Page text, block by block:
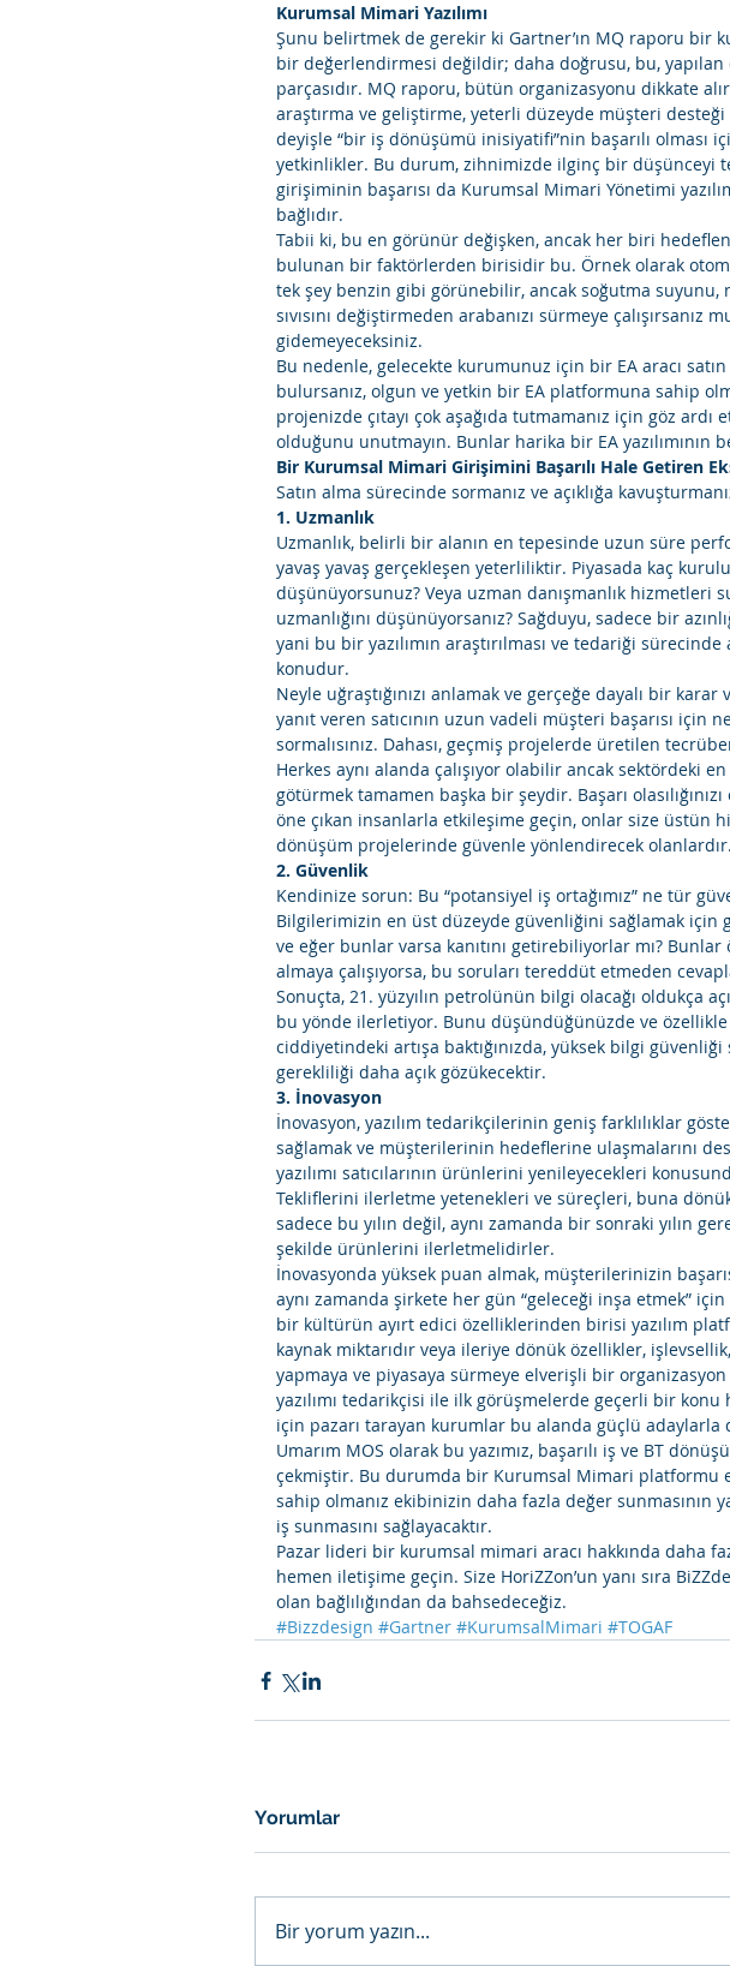
Kurumsal Mimari Yazılımı
Şunu belirtmek de gerekir ki Gartner’ın MQ raporu bir
bir değerlendirmesi değildir; daha doğrusu, bu,
parçasıdır. MQ raporu, bütün organizasyonu dikkate
araştırma ve geliştirme, yeterli düzeyde müşteri
deyişle “bir iş dönüşümü inisiyatifi”nin başarılı olması
yetkinlikler. Bu durum, zihnimizde ilginç bir düşünceyi
girişiminin başarısı da Kurumsal Mimari Yönetimi
bağlıdır.
Tabii ki, bu en görünür değişken, ancak her biri
bulunan bir faktörlerden birisidir bu. Örnek olarak
tek şey benzin gibi görünebilir, ancak soğutma suyunu,
sıvısını değiştirmeden arabanızı sürmeye çalışırsanız
gidemeyeceksiniz.
Bu nedenle, gelecekte kurumunuz için bir EA aracı
bulursanız, olgun ve yetkin bir EA platformuna sahip
projenizde çıtayı çok aşağıda tutmamanız için göz
olduğunu unutmayın. Bunlar harika bir EA yazılımının
Bir Kurumsal Mimari Girişimini Başarılı Hale Getiren
Satın alma sürecinde sormanız ve açıklığa
1. Uzmanlık
Uzmanlık, belirli bir alanın en tepesinde uzun süre
yavaş yavaş gerçekleşen yeterliliktir. Piyasada kaç
düşünüyorsunuz? Veya uzman danışmanlık hizmetleri
uzmanlığını düşünüyorsanız? Sağduyu, sadece bir
yani bu bir yazılımın araştırılması ve tedariği sürecinde
konudur.
Neyle uğraştığınızı anlamak ve gerçeğe dayalı bir karar
yanıt veren satıcının uzun vadeli müşteri başarısı için
sormalısınız. Dahası, geçmiş projelerde üretilen
Herkes aynı alanda çalışıyor olabilir ancak sektördeki
götürmek tamamen başka bir şeydir. Başarı
öne çıkan insanlarla etkileşime geçin, onlar size üstün
dönüşüm projelerinde güvenle yönlendirecek olanlardır.
2. Güvenlik
Kendinize sorun: Bu “potansiyel iş ortağımız” ne tür
Bilgilerimizin en üst düzeyde güvenliğini sağlamak için
ve eğer bunlar varsa kanıtını getirebiliyorlar mı?
almaya çalışıyorsa, bu soruları tereddüt etmeden
Sonuçta, 21. yüzyılın petrolünün bilgi olacağı oldukça
bu yönde ilerletiyor. Bunu düşündüğünüzde ve özellikle
ciddiyetindeki artışa baktığınızda, yüksek bilgi
gerekliliği daha açık gözükecektir.
3. İnovasyon
İnovasyon, yazılım tedarikçilerinin geniş farklılıklar
sağlamak ve müşterilerinin hedeflerine ulaşmalarını
yazılımı satıcılarının ürünlerini yenileyecekleri
Tekliflerini ilerletme yetenekleri ve süreçleri, buna
sadece bu yılın değil, aynı zamanda bir sonraki yılın
şekilde ürünlerini ilerletmelidirler.
İnovasyonda yüksek puan almak, müşterilerinizin
aynı zamanda şirkete her gün “geleceği inşa etmek”
bir kültürün ayırt edici özelliklerinden birisi yazılım
kaynak miktarıdır veya ileriye dönük özellikler,
yapmaya ve piyasaya sürmeye elverişli bir organizasyon
yazılımı tedarikçisi ile ilk görüşmelerde geçerli bir
için pazarı tarayan kurumlar bu alanda güçlü
Umarım MOS olarak bu yazımız, başarılı iş ve BT
çekmiştir. Bu durumda bir Kurumsal Mimari platformu
sahip olmanız ekibinizin daha fazla değer sunmasının
iş sunmasını sağlayacaktır.
Pazar lideri bir kurumsal mimari aracı hakkında daha
hemen iletişime geçin. Size HoriZZon’un yanı sıra
olan bağlılığından da
#Bizzdesign #Gartner #KurumsalMimari #TOGAF
Yorumlar
Bir yorum yazın...